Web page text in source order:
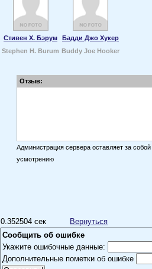
Стивен Х. Бэрум
Бадди Джо Хукер
Stephen H. Burum Buddy Joe Hooker
Отзыв:
Администрация сервера оставляет за
усмотрению
0.352504 сек
Вернуться
Сообщить об ошибке
Укажите ошибочные данные:
Дополнительные пометки об ошибке